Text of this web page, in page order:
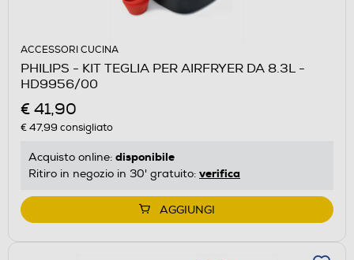
ACCESSORI CUCINA
PHILIPS - KIT TEGLIA PER AIRFRYER DA 8.3L -
HD9956/00
€ 41,90
€ 47,99 consigliato
Acquisto online: disponibile
Ritiro in negozio in 30' gratuito: verifica
AGGIUNGI